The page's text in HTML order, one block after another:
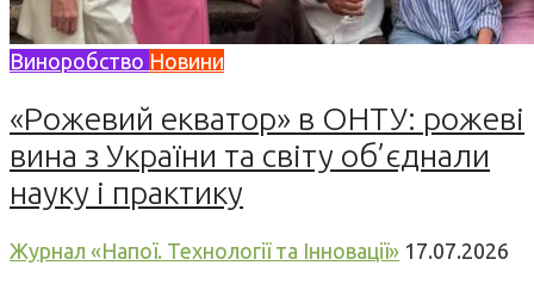
Виноробство Новини
«Рожевий екватор» в ОНТУ: рожеві
вина з України та світу об’єднали
науку і практику
Журнал «Напої. Технології та Інновації» 17.07.2026